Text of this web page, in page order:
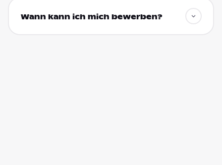
Wann kann ich mich bewerben?